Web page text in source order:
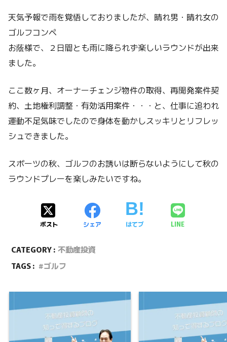
天気予報で雨を覚悟しておりましたが、晴れ男・晴れ女の
ゴルフコンペ
お蔭様で、２日間とも雨に降られず楽しいラウンドが出来
ました。
ここ数ヶ月、オーナーチェンジ物件の取得、再開発案件契
約、土地権利調整・有効活用案件・・・と、仕事に追われ
運動不足気味でしたので身体を動かしスッキリとリフレッ
シュできました。
スポーツの秋、ゴルフのお誘いは断らないようにして秋の
ラウンドプレーを楽しみたいですね。
ポスト シェア はてブ LINE
CATEGORY : 不動産投資
TAGS :
ゴルフ